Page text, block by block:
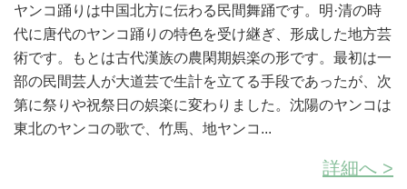
ヤンコ踊りは中国北方に伝わる民間舞踊です。明·清の時
代に唐代のヤンコ踊りの特色を受け継ぎ、形成した地方芸
術です。もとは古代漢族の農閑期娯楽の形です。最初は一
部の民間芸人が大道芸で生計を立てる手段であったが、次
第に祭りや祝祭日の娯楽に変わりました。沈陽のヤンコは
東北のヤンコの歌で、竹馬、地ヤンコ...
詳細へ >